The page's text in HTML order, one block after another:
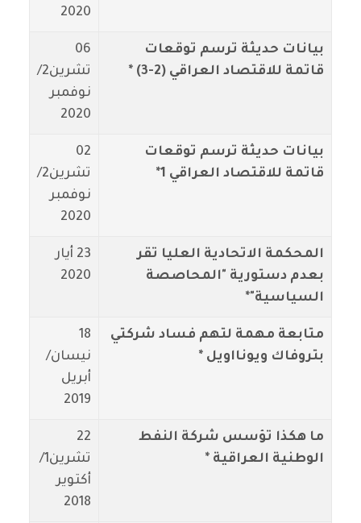
2020
بيانات حديثة ترسم توقعات
قاتمة للاقتصاد العراقي (2-3) *
06
تشرين2/
نوفمبر
2020
بيانات حديثة ترسم توقعات
قاتمة للاقتصاد العراقي 1*
02
تشرين2/
نوفمبر
2020
المحكمة الاتحادية العليا تقر
بعدم دستورية "المحاصصة
السياسية"*
23 أيار
2020
متابعة مهمة لتهم فساد شركتي
بتروفاك ويونااويل *
18
نيسان/
أبريل
2019
ما هكذا تؤسس شركة النفط
الوطنية العراقية *
22
تشرين1/
أكتوير
2018